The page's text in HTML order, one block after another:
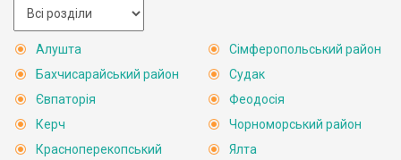
Алушта
Бахчисарайський район
Євпаторія
Керч
Красноперекопський
Сімферопольський район
Судак
Феодосія
Чорноморський район
Ялта